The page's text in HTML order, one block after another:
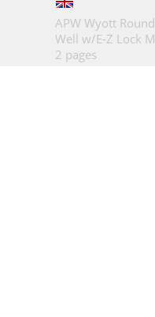
APW Wyott
Well w/E-Z Lock
2 pages